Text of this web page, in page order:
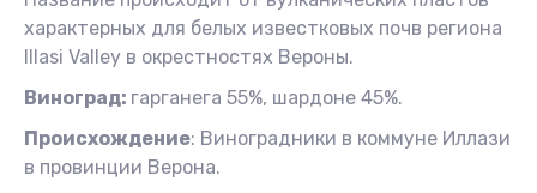
характерных для белых известковых почв региона
Illasi Valley в окрестностях Вероны.
Виноград: гарганега 55%, шардоне 45%.
Происхождение: Виноградники в коммуне Иллази
в провинции Верона.